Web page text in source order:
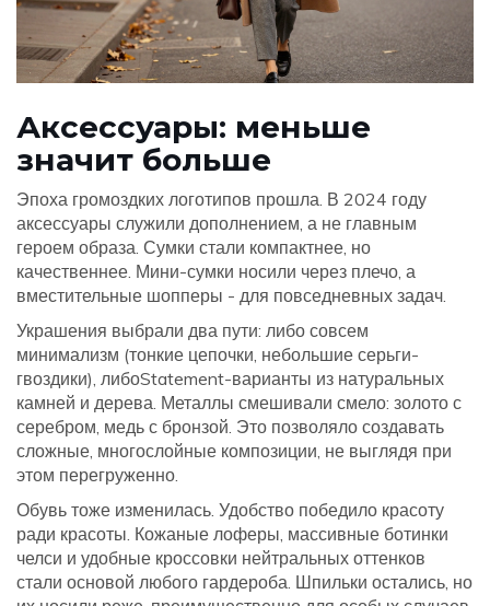
Аксессуары: меньше
значит больше
Эпоха громоздких логотипов прошла. В 2024 году
аксессуары служили дополнением, а не главным
героем образа. Сумки стали компактнее, но
качественнее. Мини-сумки носили через плечо, а
вместительные шопперы - для повседневных задач.
Украшения выбрали два пути: либо совсем
минимализм (тонкие цепочки, небольшие серьги-
гвоздики), либоStatement-варианты из натуральных
камней и дерева. Металлы смешивали смело: золото с
серебром, медь с бронзой. Это позволяло создавать
сложные, многослойные композиции, не выглядя при
этом перегруженно.
Обувь тоже изменилась. Удобство победило красоту
ради красоты. Кожаные лоферы, массивные ботинки
челси и удобные кроссовки нейтральных оттенков
стали основой любого гардероба. Шпильки остались, но